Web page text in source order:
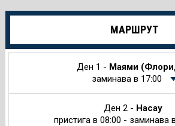
Още
за
МАРШРУТ
Ден 1 - Маями
заминава в 17:00
Ден 2 - Насау
пристига в 08:00 - заминава